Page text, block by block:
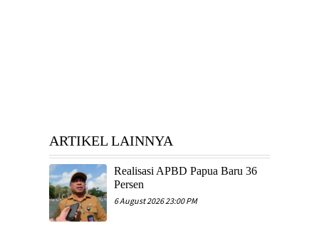
ARTIKEL LAINNYA
Realisasi APBD Papua Baru 36
Persen
6 August 2026 23:00 PM